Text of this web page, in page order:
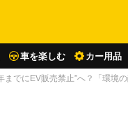
車を楽しむ カー用品
までにEV販売禁止”へ？「環境